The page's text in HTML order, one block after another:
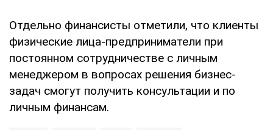
Отдельно финансисты отметили, что клиенты
физические лица-предприниматели при
постоянном сотрудничестве с личным
менеджером в вопросах решения бизнес-
задач смогут получить консультации и по
личным финансам.